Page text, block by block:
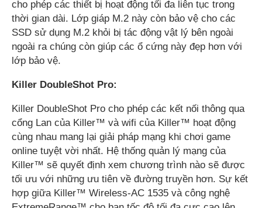
cho phép các thiết bị hoạt động tối đa liên tục trong
thời gian dài. Lớp giáp M.2 này còn bảo vệ cho các
SSD sử dụng M.2 khỏi bị tác động vật lý bên ngoài
ngoài ra chúng còn giúp các ổ cứng này đẹp hơn với
lớp bảo vệ.
Killer DoubleShot Pro:
Killer DoubleShot Pro cho phép các kết nối thông qua
cổng Lan của Killer™ và wifi của Killer™ hoạt động
cùng nhau mang lại giải pháp mạng khi chơi game
online tuyệt vời nhất. Hệ thống quản lý mạng của
Killer™ sẽ quyết định xem chương trình nào sẽ được
tối ưu với những ưu tiên về đường truyền hơn. Sự kết
hợp giữa Killer™ Wireless-AC 1535 và công nghệ